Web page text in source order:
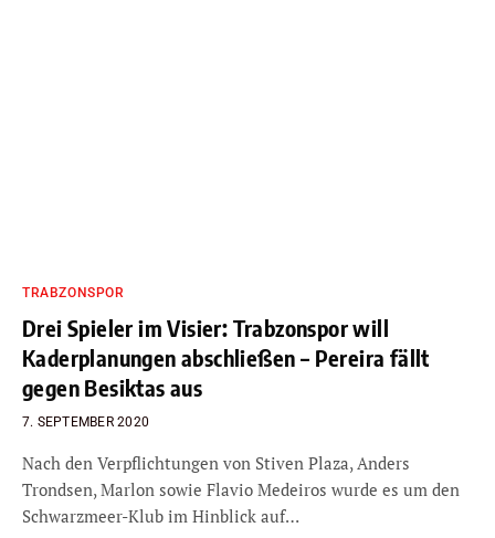
TRABZONSPOR
Drei Spieler im Visier: Trabzonspor will
Kaderplanungen abschließen – Pereira fällt
gegen Besiktas aus
7. SEPTEMBER 2020
Nach den Verpflichtungen von Stiven Plaza, Anders
Trondsen, Marlon sowie Flavio Medeiros wurde es um den
Schwarzmeer-Klub im Hinblick auf…